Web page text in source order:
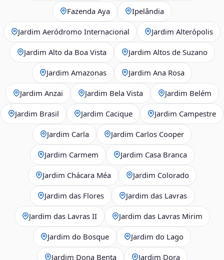
Fazenda Aya Ipelândia
Jardim Aeródromo Internacional Jardim Alterópolis
Jardim Alto da Boa Vista Jardim Altos de Suzano
Jardim Amazonas Jardim Ana Rosa
Jardim Anzai Jardim Bela Vista Jardim Belém
Jardim Brasil Jardim Cacique Jardim Campestre
Jardim Carla Jardim Carlos Cooper
Jardim Carmem Jardim Casa Branca
Jardim Chácara Méa Jardim Colorado
Jardim das Flores Jardim das Lavras
Jardim das Lavras II Jardim das Lavras Mirim
Jardim do Bosque Jardim do Lago
Jardim Dona Benta Jardim Dora